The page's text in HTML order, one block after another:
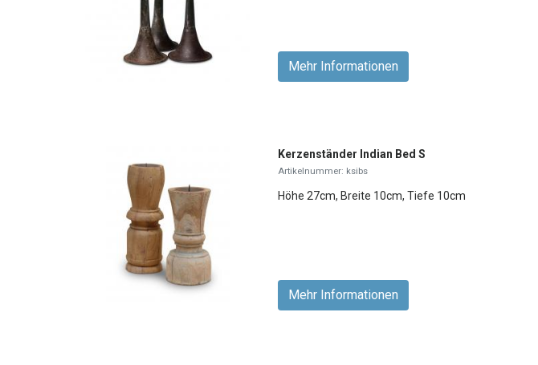
Mehr Informationen
Kerzenständer Indian Bed S
Artikelnummer: ksibs
Höhe 27cm, Breite 10cm, Tiefe 10cm
Mehr Informationen